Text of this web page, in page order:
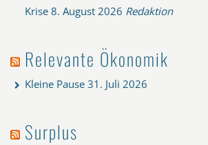
Krise 8. August 2026 Redaktion
Relevante Ökonomik
Kleine Pause 31. Juli 2026
Surplus